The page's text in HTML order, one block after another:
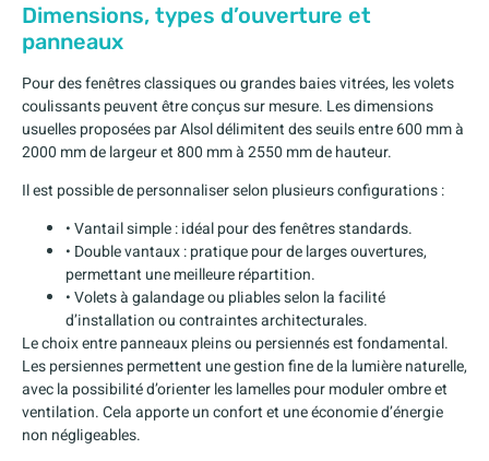
Dimensions, types d’ouverture et
panneaux
Pour des fenêtres classiques ou grandes baies vitrées, les volets
coulissants peuvent être conçus sur mesure. Les dimensions
usuelles proposées par Alsol délimitent des seuils entre 600 mm à
2000 mm de largeur et 800 mm à 2550 mm de hauteur.
Il est possible de personnaliser selon plusieurs configurations :
• Vantail simple : idéal pour des fenêtres standards.
• Double vantaux : pratique pour de larges ouvertures,
permettant une meilleure répartition.
• Volets à galandage ou pliables selon la facilité
d’installation ou contraintes architecturales.
Le choix entre panneaux pleins ou persiennés est fondamental.
Les persiennes permettent une gestion fine de la lumière naturelle,
avec la possibilité d’orienter les lamelles pour moduler ombre et
ventilation. Cela apporte un confort et une économie d’énergie
non négligeables.